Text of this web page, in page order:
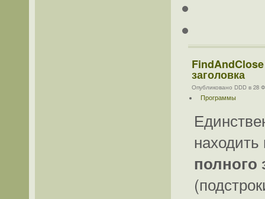
заголовка
Опубликовано DDD в 28
Программы
полного